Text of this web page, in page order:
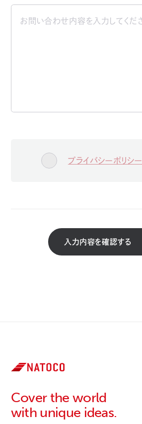
プライバシーポリシー
入力内容を確認する
Cover the world
with unique ideas.